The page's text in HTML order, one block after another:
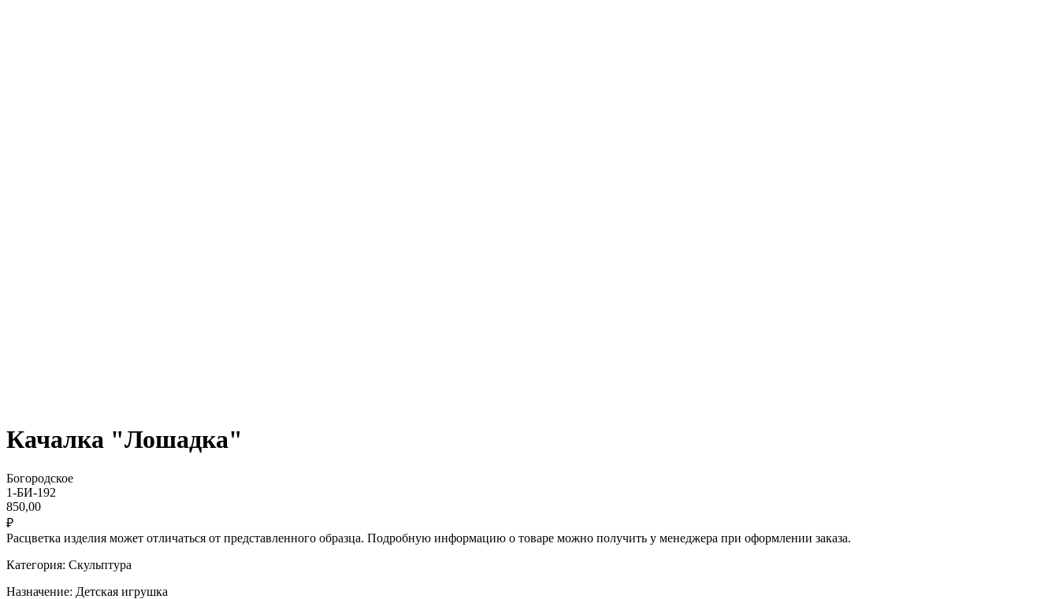
Качалка "Лошадка"
Богородское
1-БИ-192
850,00
₽
Расцветка изделия может отличаться от представленного образца. Подробную информацию о товаре можно получить у менеджера при оформлении заказа.
Категория: Скульптура
Назначение: Детская игрушка